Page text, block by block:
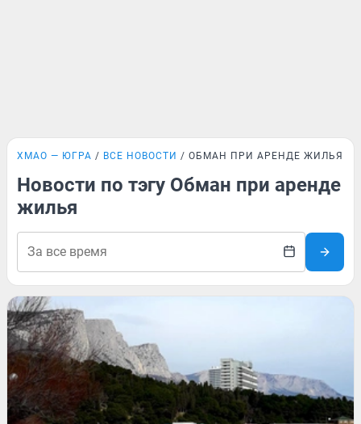
ХМАО — ЮГРА ВСЕ НОВОСТИ ОБМАН ПРИ АРЕНДЕ ЖИЛЬЯ
Новости по тэгу Обман при аренде
жилья